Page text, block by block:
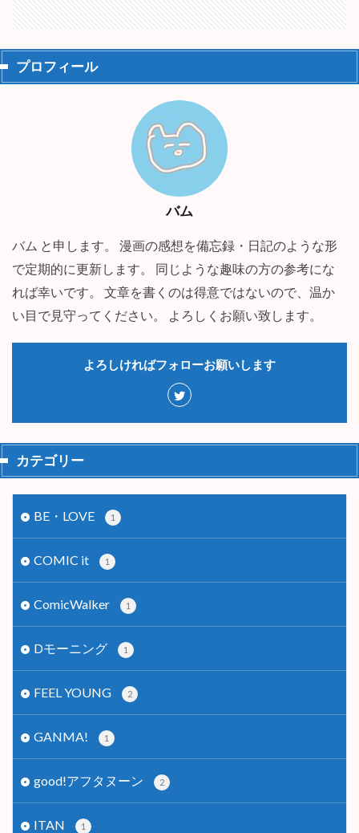
プロフィール
バム
バム と申します。 漫画の感想を備忘録・日記のような形
で定期的に更新します。 同じような趣味の方の参考にな
れば幸いです。 文章を書くのは得意ではないので、温か
い目で見守ってください。 よろしくお願い致します。
よろしければフォローお願いします
カテゴリー
BE・LOVE 1
COMIC it 1
ComicWalker 1
Dモーニング 1
FEEL YOUNG 2
GANMA! 1
good!アフタヌーン 2
ITAN 1